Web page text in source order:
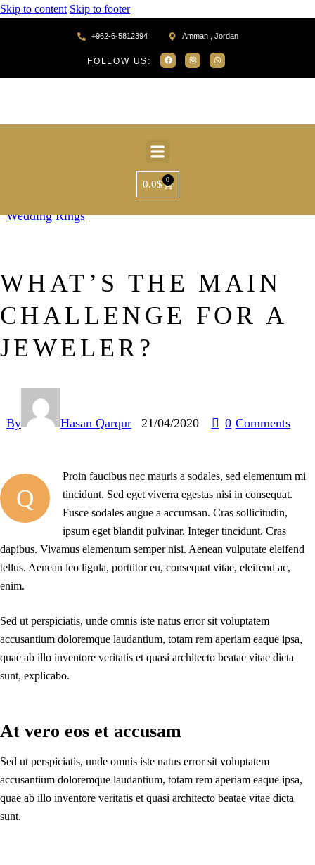
Skip to content Skip to footer
+962-6-5812394 Amman , Jordan
FOLLOW US:
0.0$ 0
Wedding Rings
WHAT’S THE MAIN
CHALLENGE FOR A
JEWELER?
By Hasan Qarqur 21/04/2020 0 Comments
Q
Proin faucibus nec mauris a sodales, sed elementum mi
tincidunt. Sed eget viverra egestas nisi in consequat.
Fusce sodales augue a accumsan. Cras sollicitudin,
ipsum eget blandit pulvinar. Integer tincidunt. Cras
dapibus. Vivamus elementum semper nisi. Aenean vulputate eleifend
tellus. Aenean leo ligula, porttitor eu, consequat vitae, eleifend ac,
enim.
Sed ut perspiciatis, unde omnis iste natus error sit voluptatem
accusantium doloremque laudantium, totam rem aperiam eaque ipsa,
quae ab illo inventore veritatis et quasi architecto beatae vitae dicta
sunt, explicabo.
At vero eos et accusam
Sed ut perspiciatis, unde omnis iste natus error sit voluptatem
accusantium doloremque laudantium, totam rem aperiam eaque ipsa,
quae ab illo inventore veritatis et quasi architecto beatae vitae dicta
sunt.